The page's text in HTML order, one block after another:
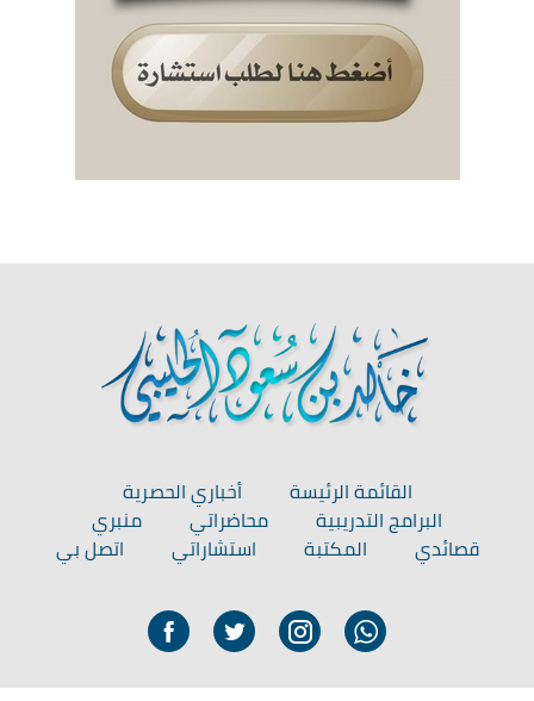
القائمة الرئيسة
أخباري الحصرية
البرامج التدريبية
محاضراتي
منبري
قصائدي
المكتبة استشاراتي اتصل بي